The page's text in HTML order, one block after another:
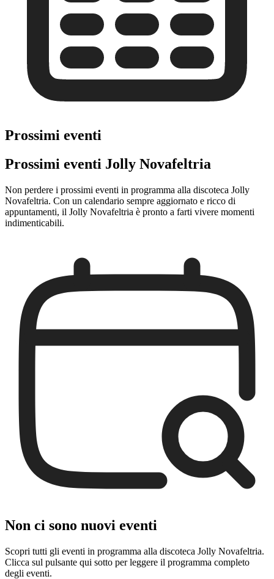
Prossimi eventi
Prossimi eventi Jolly Novafeltria
Non perdere i prossimi eventi in programma alla discoteca Jolly
Novafeltria. Con un calendario sempre aggiornato e ricco di
appuntamenti, il Jolly Novafeltria è pronto a farti vivere momenti
indimenticabili.
Non ci sono nuovi eventi
Scopri tutti gli eventi in programma alla discoteca Jolly Novafeltria.
Clicca sul pulsante qui sotto per leggere il programma completo
degli eventi.